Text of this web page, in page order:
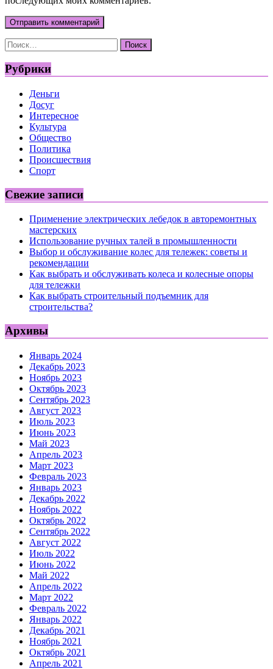
Найти:
Рубрики
Деньги
Досуг
Интересное
Культура
Общество
Политика
Происшествия
Спорт
Свежие записи
Применение электрических лебедок в авторемонтных
мастерских
Использование ручных талей в промышленности
Выбор и обслуживание колес для тележек: советы и
рекомендации
Как выбрать и обслуживать колеса и колесные опоры
для тележки
Как выбрать строительный подъемник для
строительства?
Архивы
Январь 2024
Декабрь 2023
Ноябрь 2023
Октябрь 2023
Сентябрь 2023
Август 2023
Июль 2023
Июнь 2023
Май 2023
Апрель 2023
Март 2023
Февраль 2023
Январь 2023
Декабрь 2022
Ноябрь 2022
Октябрь 2022
Сентябрь 2022
Август 2022
Июль 2022
Июнь 2022
Май 2022
Апрель 2022
Март 2022
Февраль 2022
Январь 2022
Декабрь 2021
Ноябрь 2021
Октябрь 2021
Апрель 2021